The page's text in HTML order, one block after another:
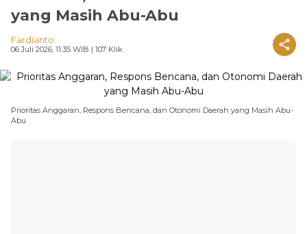
yang Masih Abu-Abu
Fardianto
06 Juli 2026, 11:35 WIB | 107 Klik
Prioritas Anggaran, Respons Bencana, dan Otonomi Daerah yang Masih Abu-
Abu